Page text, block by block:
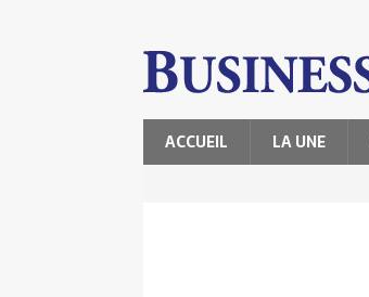
ACCUEIL LA UNE